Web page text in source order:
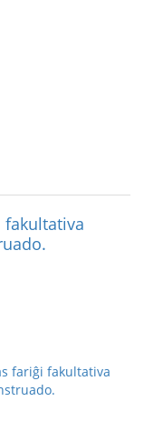
fakultativa
fariĝi fakultativa